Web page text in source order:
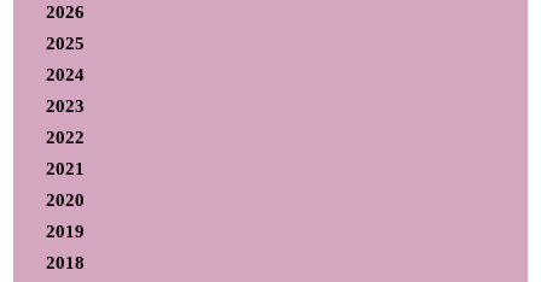
2026
2025
2024
2023
2022
2021
2020
2019
2018